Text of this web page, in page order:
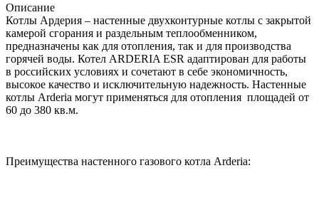
Описание
Котлы Ардерия – настенные двухконтурные котлы с закрытой
камерой сгорания и раздельным теплообменником,
предназначены как для отопления, так и для производства
горячей воды. Котел ARDERIA ESR адаптирован для работы
в российских условиях и сочетают в себе экономичность,
высокое качество и исключительную надежность. Настенные
котлы Arderia могут применяться для отопления площадей от
60 до 380 кв.м.
Преимущества настенного газового котла Arderia: